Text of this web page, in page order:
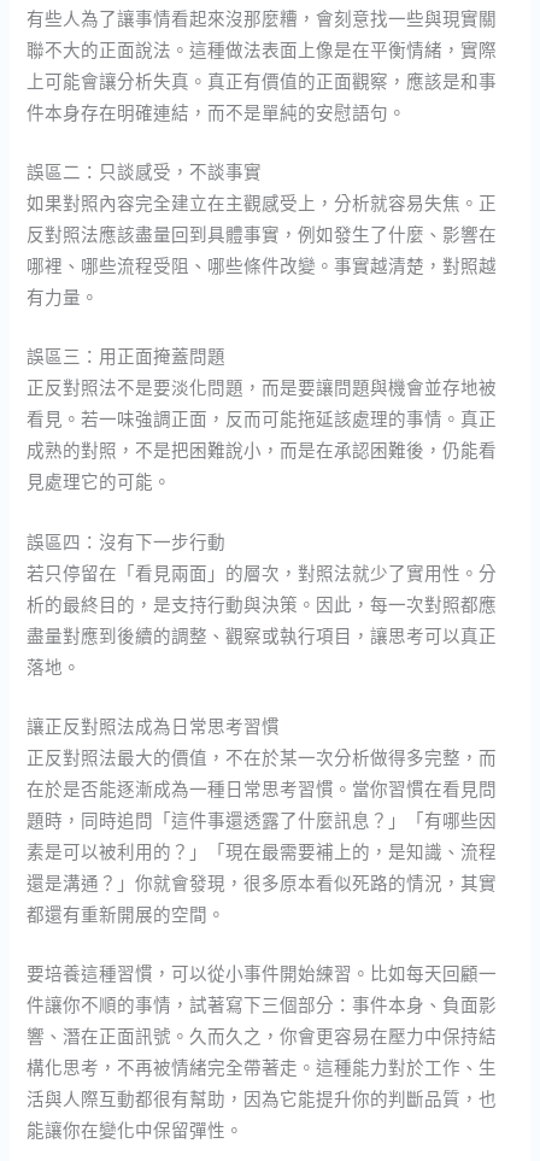
有些人為了讓事情看起來沒那麼糟，會刻意找一些與現實關
聯不大的正面說法。這種做法表面上像是在平衡情緒，實際
上可能會讓分析失真。真正有價值的正面觀察，應該是和事
件本身存在明確連結，而不是單純的安慰語句。
誤區二：只談感受，不談事實
如果對照內容完全建立在主觀感受上，分析就容易失焦。正
反對照法應該盡量回到具體事實，例如發生了什麼、影響在
哪裡、哪些流程受阻、哪些條件改變。事實越清楚，對照越
有力量。
誤區三：用正面掩蓋問題
正反對照法不是要淡化問題，而是要讓問題與機會並存地被
看見。若一味強調正面，反而可能拖延該處理的事情。真正
成熟的對照，不是把困難說小，而是在承認困難後，仍能看
見處理它的可能。
誤區四：沒有下一步行動
若只停留在「看見兩面」的層次，對照法就少了實用性。分
析的最終目的，是支持行動與決策。因此，每一次對照都應
盡量對應到後續的調整、觀察或執行項目，讓思考可以真正
落地。
讓正反對照法成為日常思考習慣
正反對照法最大的價值，不在於某一次分析做得多完整，而
在於是否能逐漸成為一種日常思考習慣。當你習慣在看見問
題時，同時追問「這件事還透露了什麼訊息？」「有哪些因
素是可以被利用的？」「現在最需要補上的，是知識、流程
還是溝通？」你就會發現，很多原本看似死路的情況，其實
都還有重新開展的空間。
要培養這種習慣，可以從小事件開始練習。比如每天回顧一
件讓你不順的事情，試著寫下三個部分：事件本身、負面影
響、潛在正面訊號。久而久之，你會更容易在壓力中保持結
構化思考，不再被情緒完全帶著走。這種能力對於工作、生
活與人際互動都很有幫助，因為它能提升你的判斷品質，也
能讓你在變化中保留彈性。